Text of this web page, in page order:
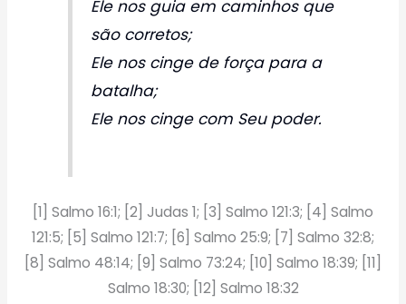
Ele nos guia em caminhos que
são corretos;
Ele nos cinge de força para a
batalha;
Ele nos cinge com Seu poder.
[1] Salmo 16:1; [2] Judas 1; [3] Salmo 121:3; [4] Salmo
121:5; [5] Salmo 121:7; [6] Salmo 25:9; [7] Salmo 32:8;
[8] Salmo 48:14; [9] Salmo 73:24; [10] Salmo 18:39; [11]
Salmo 18:30; [12] Salmo 18:32